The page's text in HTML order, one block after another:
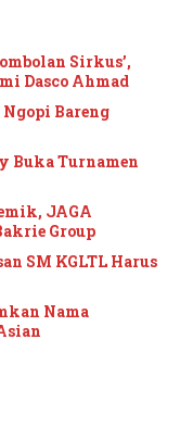
Sirkus’,
Dasco Ahmad
Bareng
Buka Turnamen
JAGA
Group
SM KGLTL Harus
Nama